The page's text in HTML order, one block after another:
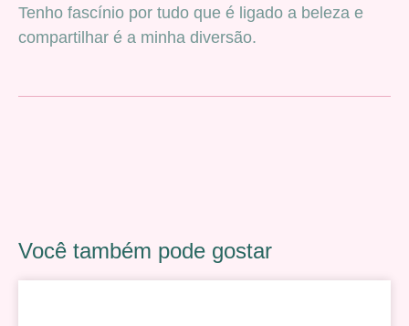
Tenho fascínio por tudo que é ligado a beleza e
compartilhar é a minha diversão.
Você também pode gostar